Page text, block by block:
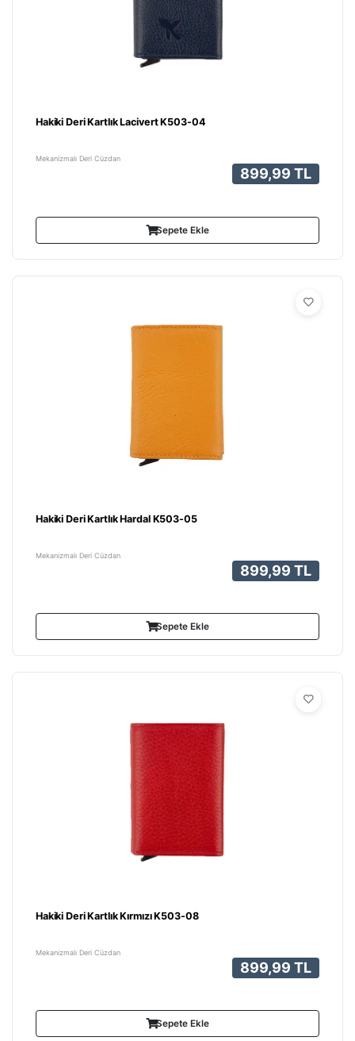
Hakiki Deri Kartlık Lacivert K503-04
Mekanizmalı Deri Cüzdan
899,99 TL
Sepete Ekle
Hakiki Deri Kartlık Hardal K503-05
Mekanizmalı Deri Cüzdan
899,99 TL
Sepete Ekle
Hakiki Deri Kartlık Kırmızı K503-08
Mekanizmalı Deri Cüzdan
899,99 TL
Sepete Ekle